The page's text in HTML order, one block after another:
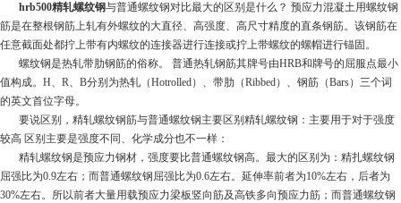
hrb500精轧螺纹钢与普通螺纹钢对比最大的区别是什么？ 预应力混凝土用螺纹钢
筋是在整根钢筋上轧有外螺纹的大直径、高强度、高尺寸精度的直条钢筋。该钢筋在
任意截面处都拧上带有内螺纹的连接器进行连接或拧上带螺纹的螺帽进行锚固。
螺纹钢是热轧带肋钢筋的俗称。 普通热轧钢筋其牌号由HRB和牌号的屈服点最小
值构成。H、R、B分别为热轧（Hotrolled）、带肋（Ribbed）、钢筋（Bars）三个词
的英文首位字母。
要说区别，精轧螺纹钢筋与普通螺纹钢主要区别精轧螺纹钢：主要用于对于强度
较高 区别主要是强度不同、化学成分也不一样：
精轧螺纹钢是预应力钢材，强度要比普通螺纹钢高。最大的区别为：精扎螺纹钢
屈强比为0.9左右；而普通螺纹钢屈强比为0.6左右。延伸率前者为10%左右，后者为
30%左右。所以前者大量用载预应力梁板竖向筋及高铁多向预应力筋；而普通螺纹钢